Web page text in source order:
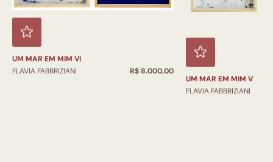
UM MAR EM MIM VI
FLAVIA FABBRIZIANI
R$ 8.000,00
UM MAR EM MIM V
FLAVIA FABBRIZIANI